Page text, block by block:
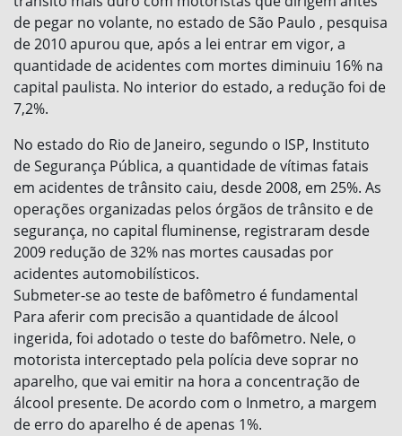
de pegar no volante, no estado de São Paulo , pesquisa
de 2010 apurou que, após a lei entrar em vigor, a
quantidade de acidentes com mortes diminuiu 16% na
capital paulista. No interior do estado, a redução foi de
7,2%.
No estado do Rio de Janeiro, segundo o ISP, Instituto
de Segurança Pública, a quantidade de vítimas fatais
em acidentes de trânsito caiu, desde 2008, em 25%. As
operações organizadas pelos órgãos de trânsito e de
segurança, no capital fluminense, registraram desde
2009 redução de 32% nas mortes causadas por
acidentes automobilísticos.
Submeter-se ao teste de bafômetro é fundamental
Para aferir com precisão a quantidade de álcool
ingerida, foi adotado o teste do bafômetro. Nele, o
motorista interceptado pela polícia deve soprar no
aparelho, que vai emitir na hora a concentração de
álcool presente. De acordo com o Inmetro, a margem
de erro do aparelho é de apenas 1%.